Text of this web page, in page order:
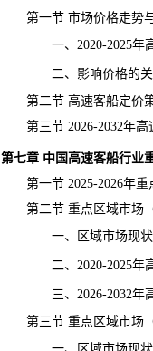
第一节 市场价格走势
一、2020-2025年高
二、影响价格的关
第二节 高速客船定价
第三节 2026-2032年高
第七章 中国高速客船行业
第一节 2025-2026年重
第二节 重点区域市场（
一、区域市场现状
二、2020-2025年高
三、2026-2032年高
第三节 重点区域市场（